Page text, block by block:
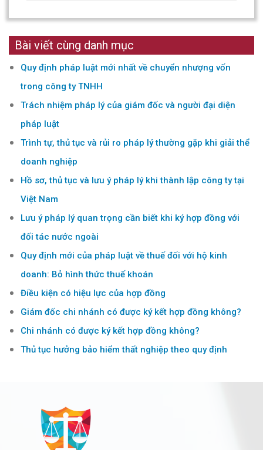
Bài viết cùng danh mục
Quy định pháp luật mới nhất về chuyển nhượng vốn
trong công ty TNHH
Trách nhiệm pháp lý của giám đốc và người đại diện
pháp luật
Trình tự, thủ tục và rủi ro pháp lý thường gặp khi giải thể
doanh nghiệp
Hồ sơ, thủ tục và lưu ý pháp lý khi thành lập công ty tại
Việt Nam
Lưu ý pháp lý quan trọng cần biết khi ký hợp đồng với
đối tác nước ngoài
Quy định mới của pháp luật về thuế đối với hộ kinh
doanh: Bỏ hình thức thuế khoán
Điều kiện có hiệu lực của hợp đồng
Giám đốc chi nhánh có được ký kết hợp đồng không?
Chi nhánh có được ký kết hợp đồng không?
Thủ tục hưởng bảo hiểm thất nghiệp theo quy định